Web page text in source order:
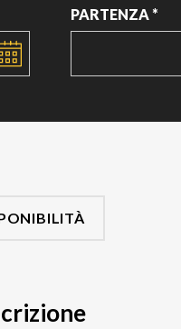
PARTENZA *